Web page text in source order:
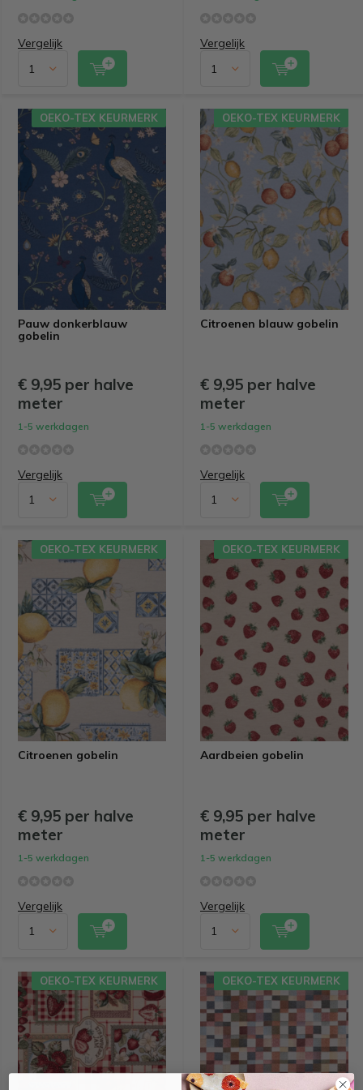
Vergelijk Vergelijk
Pauw donkerblauw
gobelin
OEKO-TEX KEURMERK
€ 9,95 per halve
meter
1-5 werkdagen
Vergelijk
Citroenen blauw gobelin
OEKO-TEX KEURMERK
€ 9,95 per halve
meter
1-5 werkdagen
Vergelijk
Citroenen gobelin
OEKO-TEX KEURMERK
€ 9,95 per halve
meter
1-5 werkdagen
Vergelijk
Aardbeien gobelin
OEKO-TEX KEURMERK
€ 9,95 per halve
meter
1-5 werkdagen
Vergelijk
OEKO-TEX KEURMERK OEKO-TEX KEURMERK